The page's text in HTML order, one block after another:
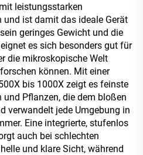
leistungsstarken
ist damit das ideale Gerät
geringes Gewicht und die
es sich besonders gut für
die mikroskopische Welt
können. Mit einer
bis 1000X zeigt es feinste
und Pflanzen, die dem bloßen
verwandelt jede Umgebung in
Eine integrierte, stufenlos
auch bei schlechten
und klare Sicht, während